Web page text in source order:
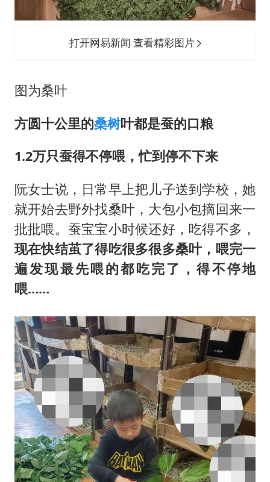
打开网易新闻 查看精彩图片
图为桑叶
方圆十公里的桑树叶都是蚕的口粮
1.2万只蚕得不停喂，忙到停不下来
阮女士说，日常早上把儿子送到学校，她
就开始去野外找桑叶，大包小包摘回来一
批批喂。蚕宝宝小时候还好，吃得不多，
现在快结茧了得吃很多很多桑叶，喂完一
遍发现最先喂的都吃完了，得不停地
喂……